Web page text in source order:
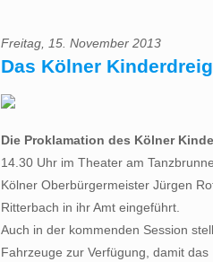
Freitag, 15. November 2013
Das Kölner
Die Proklamation des Kölner
14.30 Uhr im Theater am
Kölner Oberbürgermeister Jürgen
Ritterbach in ihr Amt eingeführt.
Auch in der kommenden Session
Fahrzeuge zur Verfügung, damit